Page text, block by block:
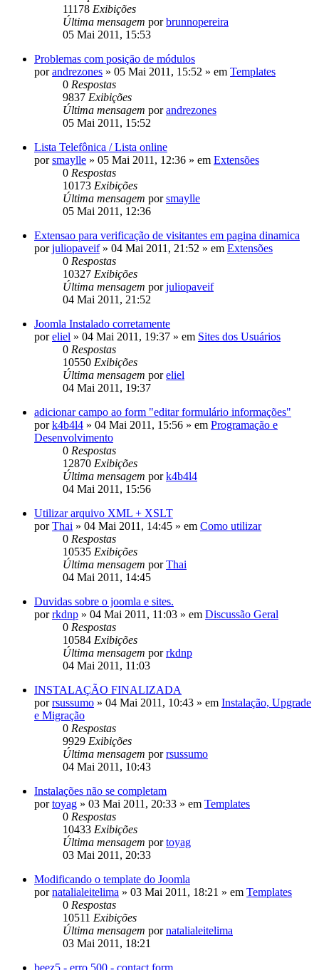
11178 Exibições
Última mensagem porbrunnopereira
05 Mai 2011, 15:53
Problemas com posição de módulos
porandrezones » 05 Mai 2011, 15:52 » em Templates
0 Respostas
9837 Exibições
Última mensagem porandrezones
05 Mai 2011, 15:52
Lista Telefônica / Lista online
porsmaylle » 05 Mai 2011, 12:36 » em Extensões
0 Respostas
10173 Exibições
Última mensagem porsmaylle
05 Mai 2011, 12:36
Extensao para verificação de visitantes em pagina dinamica
porjuliopaveif» 04 Mai 2011, 21:52 » em Extensões
0 Respostas
10327 Exibições
Última mensagem porjuliopaveif
04 Mai 2011, 21:52
Joomla Instalado corretamente
poreliel » 04 Mai 2011, 19:37 » em Sites dos Usuários
0 Respostas
10550 Exibições
Última mensagem poreliel
04 Mai 2011, 19:37
adicionar campo ao form "editar formulário informações"
pork4b4l4 » 04 Mai 2011, 15:56 » em Programação e
Desenvolvimento
0 Respostas
12870 Exibições
Última mensagem pork4b4l4
04 Mai 2011, 15:56
Utilizar arquivo XML + XSLT
porThai » 04 Mai 2011, 14:45 » em Como utilizar
0 Respostas
10535 Exibições
Última mensagem porThai
04 Mai 2011, 14:45
Duvidas sobre o joomla e sites.
porrkdnp » 04 Mai 2011, 11:03 » em Discussão Geral
0 Respostas
10584 Exibições
Última mensagem porrkdnp
04 Mai 2011, 11:03
INSTALAÇÃO FINALIZADA
porrsussumo » 04 Mai 2011, 10:43 » em Instalação, Upgrade
e Migração
0 Respostas
9929 Exibições
Última mensagem porrsussumo
04 Mai 2011, 10:43
Instalações não se completam
portoyag » 03 Mai 2011, 20:33 » em Templates
0 Respostas
10433 Exibições
Última mensagem portoyag
03 Mai 2011, 20:33
Modificando o template do Joomla
pornatalialeitelima » 03 Mai 2011, 18:21 » em Templates
0 Respostas
10511 Exibições
Última mensagem pornatalialeitelima
03 Mai 2011, 18:21
beez5 - erro 500 - contact form